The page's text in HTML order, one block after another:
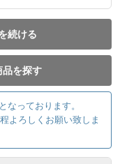
続ける
品を探す
なっております。
よろしくお願い致しま